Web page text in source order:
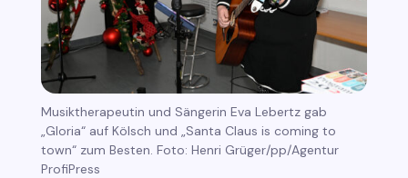
Musiktherapeutin und Sängerin Eva Lebertz gab
„Gloria“ auf Kölsch und „Santa Claus is coming to
town“ zum Besten. Foto: Henri Grüger/pp/Agentur
ProfiPress